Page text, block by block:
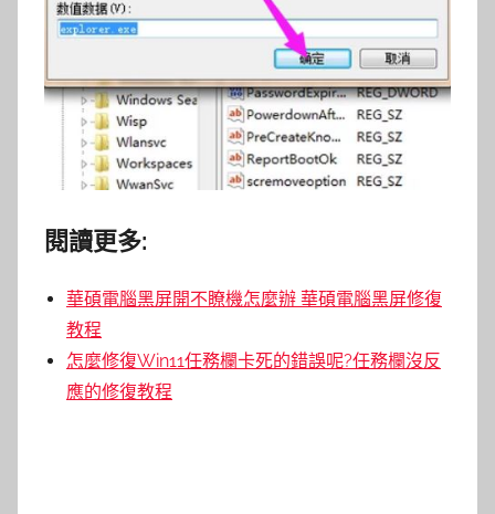
閱讀更多:
華碩電腦黑屏開不瞭機怎麼辦 華碩電腦黑屏修復
教程
怎麼修復Win11任務欄卡死的錯誤呢?任務欄沒反
應的修復教程